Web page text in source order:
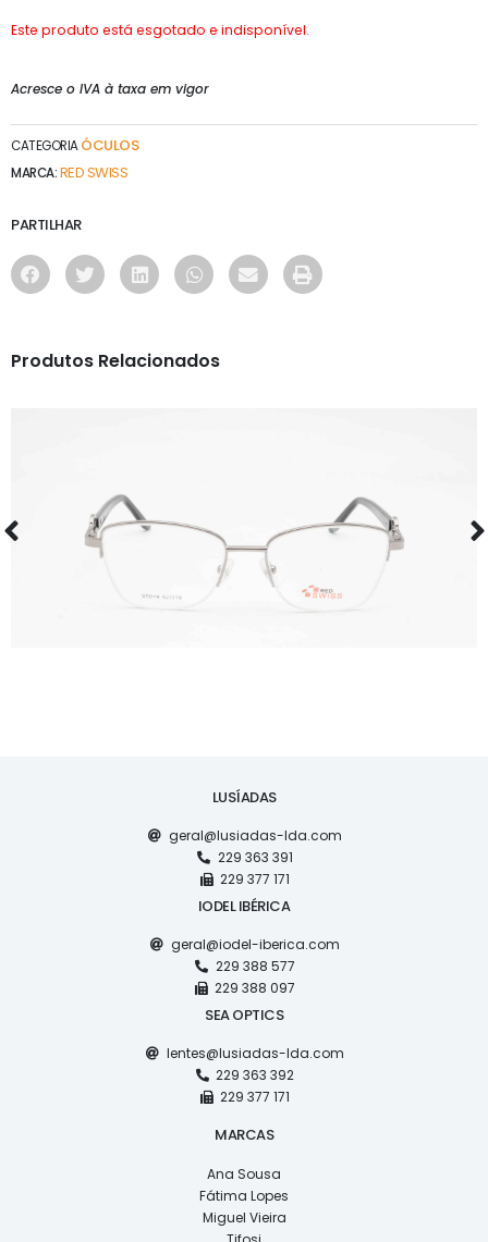
Este produto está esgotado e indisponível.
Acresce o IVA à taxa em vigor
CATEGORIA ÓCULOS
MARCA:RED SWISS
PARTILHAR
Produtos Relacionados
LUSÍADAS
geral@lusiadas-lda.com
229 363 391
229 377 171
IODEL IBÉRICA
geral@iodel-iberica.com
229 388 577
229 388 097
SEA OPTICS
lentes@lusiadas-lda.com
229 363 392
229 377 171
MARCAS
Ana Sousa
Fátima Lopes
Miguel Vieira